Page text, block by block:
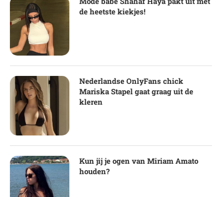
de heetste kiekjes!
Nederlandse OnlyFans chick
Mariska Stapel gaat graag uit de
kleren
Kun jij je ogen van Miriam Amato
houden?